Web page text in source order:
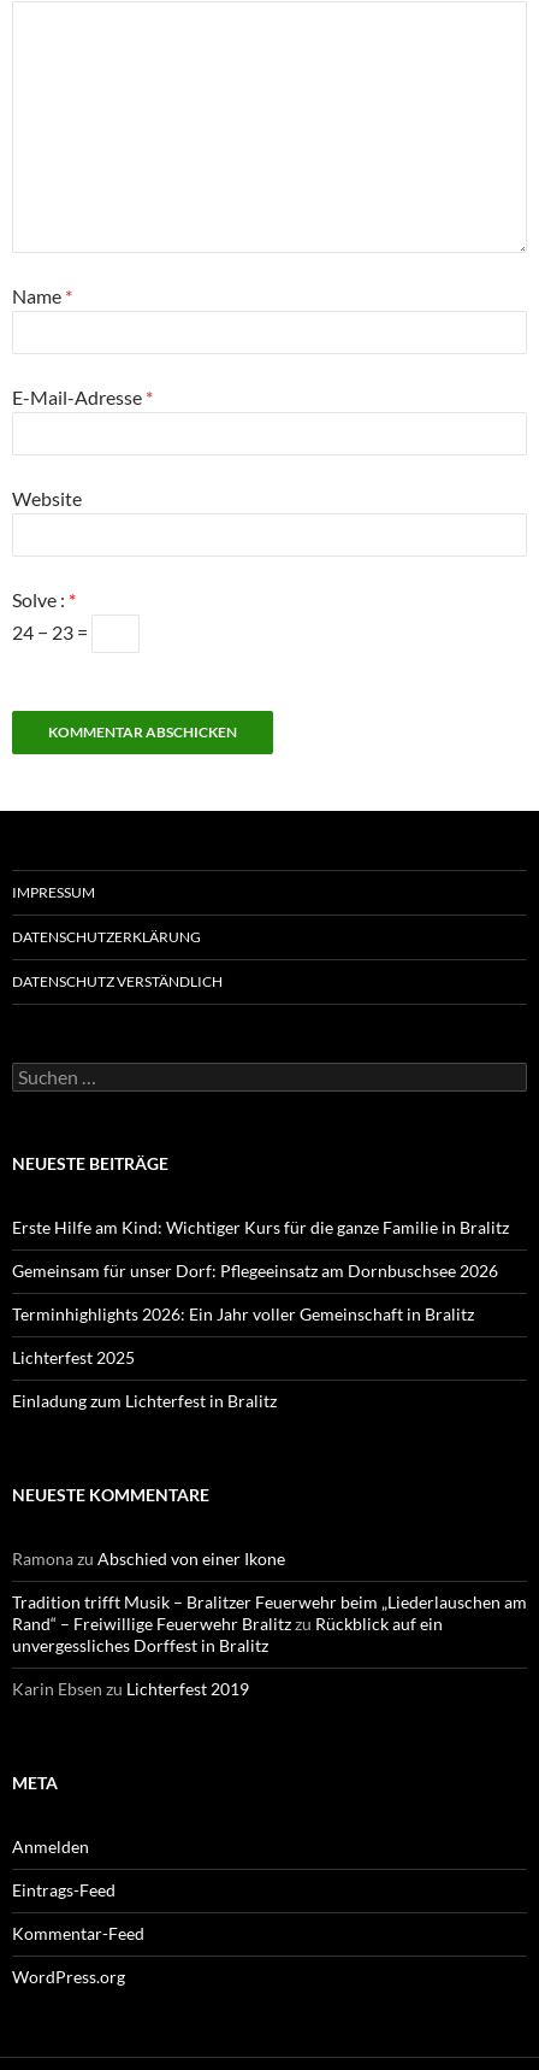
Name *
E-Mail-Adresse *
Website
Solve : *
24 − 23 =
IMPRESSUM
DATENSCHUTZERKLÄRUNG
DATENSCHUTZ VERSTÄNDLICH
Suchen
nach:
NEUESTE BEITRÄGE
Erste Hilfe am Kind: Wichtiger Kurs für die ganze Familie in Bralitz
Gemeinsam für unser Dorf: Pflegeeinsatz am Dornbuschsee 2026
Terminhighlights 2026: Ein Jahr voller Gemeinschaft in Bralitz
Lichterfest 2025
Einladung zum Lichterfest in Bralitz
NEUESTE KOMMENTARE
Ramonazu Abschied von einer Ikone
Tradition trifft Musik – Bralitzer Feuerwehr beim „Liederlauschen am
Rand“ – Freiwillige Feuerwehr Bralitzzu Rückblick auf ein
unvergessliches Dorffest in Bralitz
Karin Ebsen zu Lichterfest 2019
META
Anmelden
Eintrags-Feed
Kommentar-Feed
WordPress.org